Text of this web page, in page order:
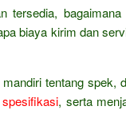
tersedia,
biaya kirim dan
tentang spek,
spesifikasi, serta